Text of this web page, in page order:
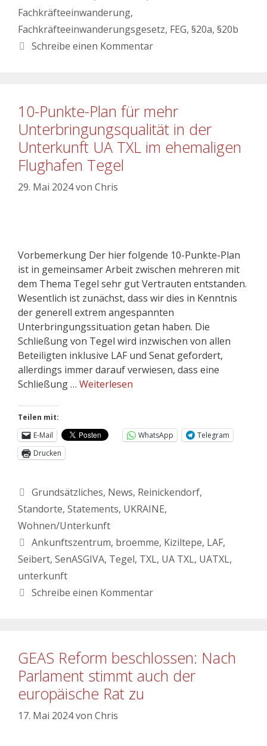
Fachkräfteeinwanderung,
Fachkräfteeinwanderungsgesetz, FEG, §20a, §20b
Schreibe einen Kommentar
10-Punkte-Plan für mehr
Unterbringungsqualität in der
Unterkunft UA TXL im ehemaligen
Flughafen Tegel
29. Mai 2024von Chris
Vorbemerkung Der hier folgende 10-Punkte-Plan
ist in gemeinsamer Arbeit zwischen mehreren mit
dem Thema Tegel sehr gut Vertrauten entstanden.
Wesentlich ist zunächst, dass wir dies in Kenntnis
der generell extrem angespannten
Unterbringungssituation getan haben. Die
Schließung von Tegel wird inzwischen von allen
Beteiligten inklusive LAF und Senat gefordert,
allerdings immer darauf verwiesen, dass eine
Schließung … Weiterlesen
Teilen mit:
E-Mail
WhatsApp
Telegram
Drucken
Grundsätzliches, News, Reinickendorf,
Standorte, Statements, UKRAINE,
Wohnen/Unterkunft
Ankunftszentrum, broemme, Kiziltepe, LAF,
Seibert, SenASGIVA, Tegel, TXL, UA TXL, UATXL,
unterkunft
Schreibe einen Kommentar
GEAS Reform beschlossen: Nach
Parlament stimmt auch der
europäische Rat zu
17. Mai 2024von Chris